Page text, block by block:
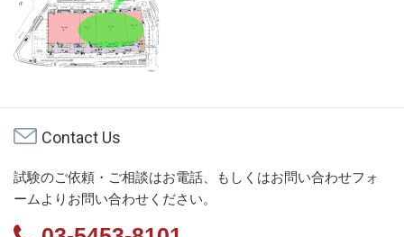
Contact Us
試験のご依頼・ご相談はお電話、もしくはお問い合わせフォ
ームよりお問い合わせください。